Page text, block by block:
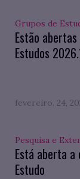
Grupos de
Estão
Estudos
fevereiro. 24,
Pesquisa e
Está aberta a
Estudo